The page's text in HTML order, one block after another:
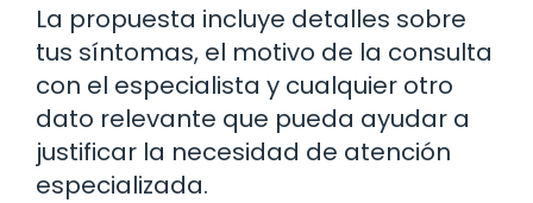
La propuesta incluye detalles sobre
tus síntomas, el motivo de la consulta
con el especialista y cualquier otro
dato relevante que pueda ayudar a
justificar la necesidad de atención
especializada.